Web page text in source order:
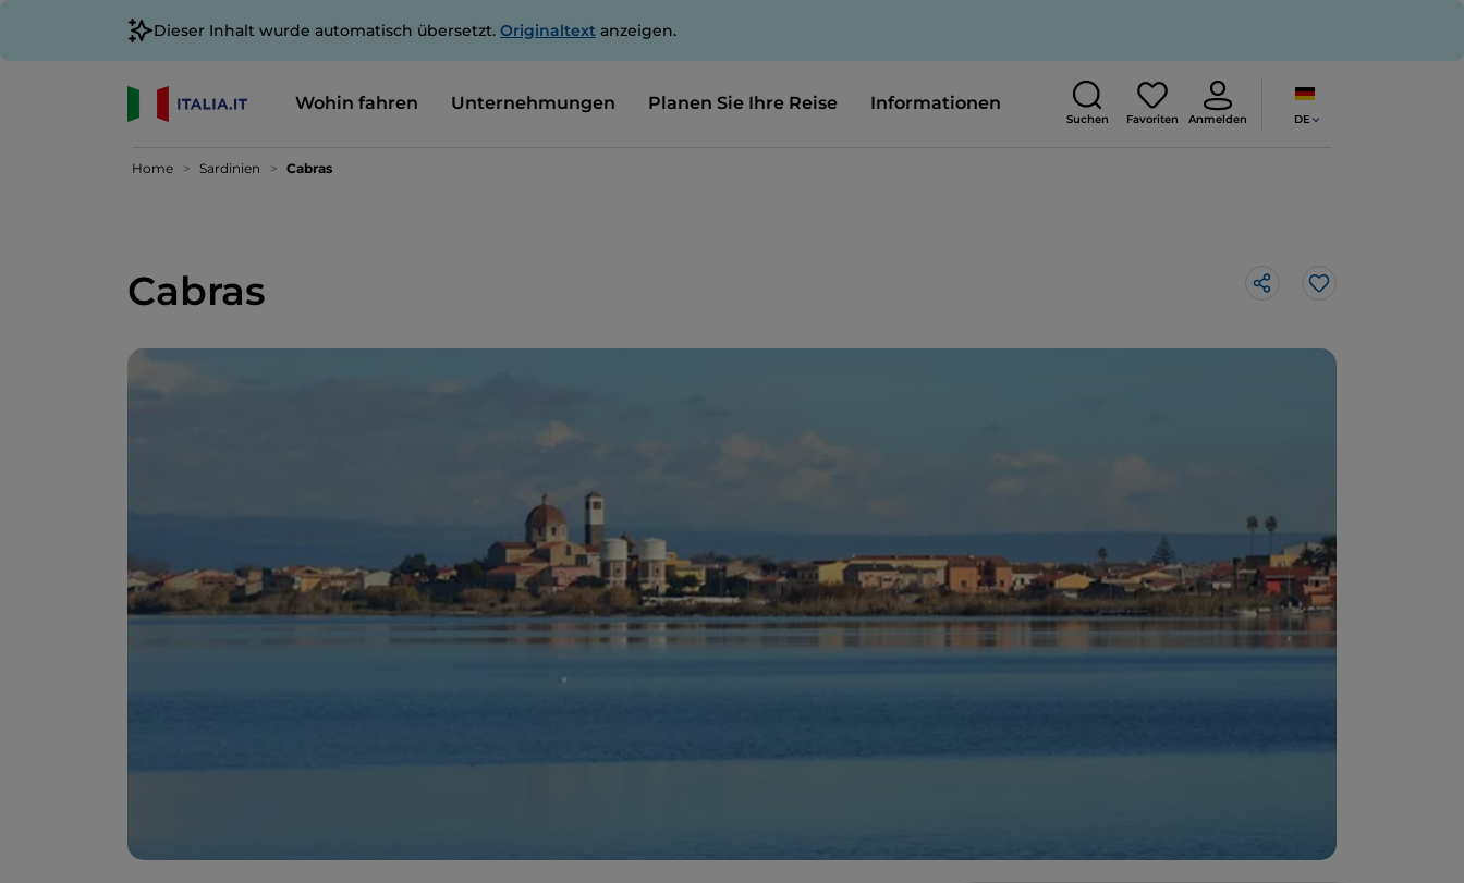
Dieser Inhalt wurde automatisch übersetzt. Originaltext anzeigen.
Wohin fahren Unternehmungen Planen Sie Ihre Reise Informationen
Suchen Favoriten Anmelden DE
Home Sardinien Cabras
Cabras Like